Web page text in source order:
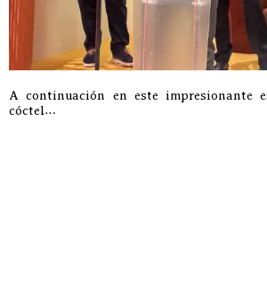
A continuación en este impresionante
cóctel…